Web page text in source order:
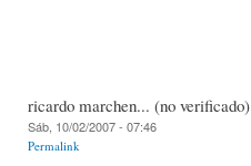
ricardo marchen... (no verificado)
Sáb, 10/02/2007 - 07:46
Permalink